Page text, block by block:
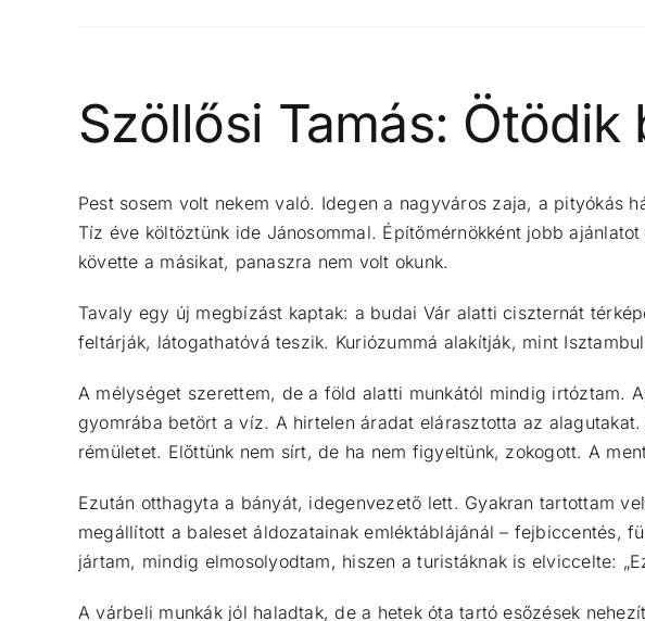
Szöllősi Tamás: Ötödik
Pest sosem volt nekem való. Idegen a nagyváros zaja, a pityókás
Tíz éve költöztünk ide Jánosommal. Építőmérnökként jobb
követte a másikat, panaszra nem volt okunk.
Tavaly egy új megbízást kaptak: a budai Vár alatti ciszternát
feltárják, látogathatóvá teszik. Kuriózummá alakítják, mint
A mélységet szerettem, de a föld alatti munkától mindig irtóztam.
gyomrába betört a víz. A hirtelen áradat elárasztotta az
rémületet. Előttünk nem sírt, de ha nem figyeltünk, zokogott. A
Ezután otthagyta a bányát, idegenvezető lett. Gyakran tartottam
megállított a baleset áldozatainak emléktáblájánál – fejbiccentés,
jártam, mindig elmosolyodtam, hiszen a turistáknak is elviccelte:
A várbeli munkák jól haladtak, de a hetek óta tartó esőzések